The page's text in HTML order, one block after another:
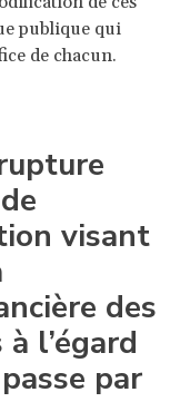
publique qui
de chacun.
visant
des
l’égard
par